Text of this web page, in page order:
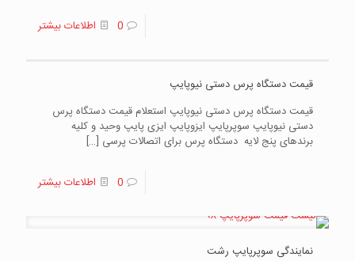
0 اطلاعات بیشتر
قیمت دستگاه پرس دستی نیوپایپ
قیمت دستگاه پرس دستی نیوپایپ استعلام قیمت دستگاه پرس
دستی نیوپایپ سوپرپایپ ایزوپایپ ایزی پایپ وحید و کلیه
برندهای پنج لایه دستگاه پرس برای اتصالات پرسی […]
0 اطلاعات بیشتر
نمایندگی سوپرپایپ رشت